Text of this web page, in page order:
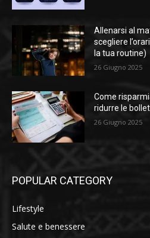
Allenarsi al
scegliere
la tua routine)
26 Giugno 2025
Come
ridurre le
26 Giugno 2025
POPULAR CATEGORY
Lifestyle
Salute e benessere